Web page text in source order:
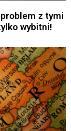
z tymi
wybitni!